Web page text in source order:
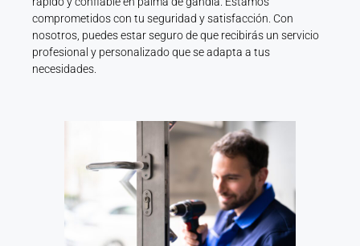
comprometidos con tu seguridad y satisfacción. Con
nosotros, puedes estar seguro de que recibirás un servicio
profesional y personalizado que se adapta a tus
necesidades.